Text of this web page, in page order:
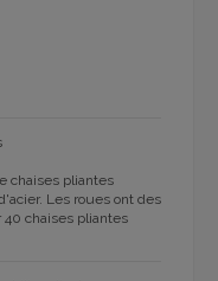
chaises pliantes
Les roues ont des
chaises pliantes